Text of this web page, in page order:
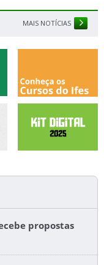
MAIS NOTÍCIAS
propostas